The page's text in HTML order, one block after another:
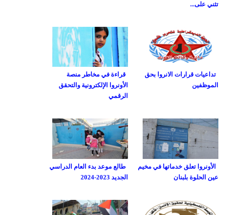
تثني على...
قراءة في مخاطر منصة
الأونروا الإلكترونية والتحقق
الرقمي
تداعيات قرارات الانروا بحق
الموظفين
طالع موعد بدء العام الدراسي
الجديد 2023-2024
الأونروا تعلق خدماتها في مخيم
عين الحلوة بلبنان